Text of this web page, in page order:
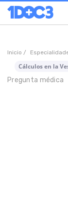
Inicio /
Cálculos en la
Pregunta médica